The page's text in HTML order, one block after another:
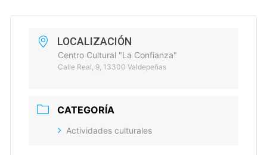
LOCALIZACIÓN
Centro Cultural "La Confianza"
Calle Real, 9, 13300 Valdepeñas
CATEGORÍA
Actividades culturales